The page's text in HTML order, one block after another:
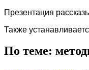
Презентация
Также
По теме: